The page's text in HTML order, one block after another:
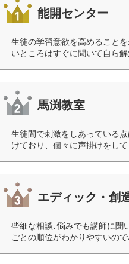
能開センター
生徒の学習意欲を高めること
いところはすぐに聞いて自ら
馬渕教室
生徒間で刺激をしあっている
けており、個々に声掛けをし
エディック・創
些細な相談､悩みでも講師に聞
ごとの順位がわかりやすいの